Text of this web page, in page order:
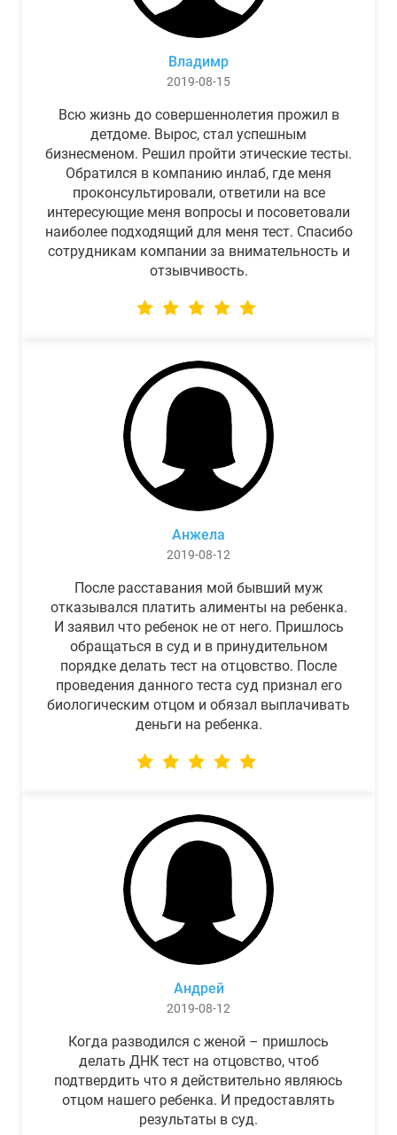
Владимр
2019-08-15
Всю жизнь до совершеннолетия прожил в
детдоме. Вырос, стал успешным
бизнесменом. Решил пройти этические тесты.
Обратился в компанию инлаб, где меня
проконсультировали, ответили на все
интересующие меня вопросы и посоветовали
наиболее подходящий для меня тест. Спасибо
сотрудникам компании за внимательность и
отзывчивость.
Анжела
2019-08-12
После расставания мой бывший муж
отказывался платить алименты на ребенка.
И заявил что ребенок не от него. Пришлось
обращаться в суд и в принудительном
порядке делать тест на отцовство. После
проведения данного теста суд признал его
биологическим отцом и обязал выплачивать
деньги на ребенка.
Андрей
2019-08-12
Когда разводился с женой – пришлось
делать ДНК тест на отцовство, чтоб
подтвердить что я действительно являюсь
отцом нашего ребенка. И предоставлять
результаты в суд.